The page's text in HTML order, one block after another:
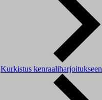
Kurkistus kenraaliharjoitukseen